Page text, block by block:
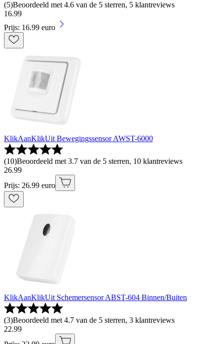
(5)Beoordeeld met 4.6 van de 5 sterren, 5 klantreviews
16.99
Prijs: 16.99 euro
KlikAanKlikUit Bewegingssensor AWST-6000
(10)Beoordeeld met 3.7 van de 5 sterren, 10 klantreviews
26.99
Prijs: 26.99 euro
KlikAanKlikUit Schemersensor ABST-604 Binnen/Buiten
(3)Beoordeeld met 4.7 van de 5 sterren, 3 klantreviews
22.99